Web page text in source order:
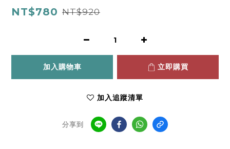
NT$780 NT$920
加入購物車 立即購買
加入追蹤清單
分享到